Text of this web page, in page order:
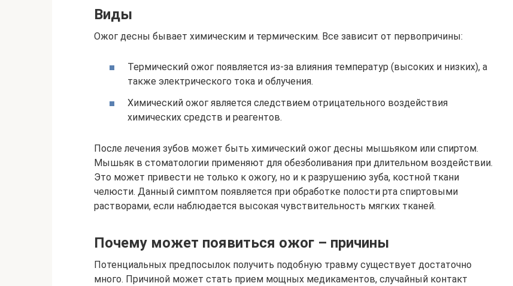
Виды
Ожог десны бывает химическим и термическим. Все зависит от первопричины:
Термический ожог появляется из-за влияния температур (высоких и низких), а
также электрического тока и облучения.
Химический ожог является следствием отрицательного воздействия
химических средств и реагентов.
После лечения зубов может быть химический ожог десны мышьяком или спиртом.
Мышьяк в стоматологии применяют для обезболивания при длительном воздействии.
Это может привести не только к ожогу, но и к разрушению зуба, костной ткани
челюсти. Данный симптом появляется при обработке полости рта спиртовыми
растворами, если наблюдается высокая чувствительность мягких тканей.
Почему может появиться ожог – причины
Потенциальных предпосылок получить подобную травму существует достаточно
много. Причиной может стать прием мощных медикаментов, случайный контакт